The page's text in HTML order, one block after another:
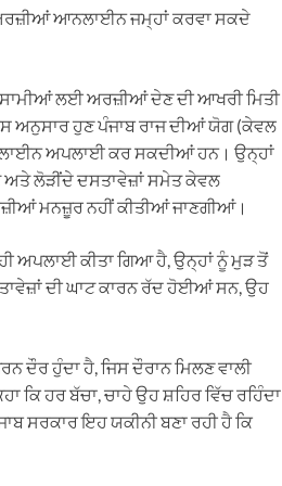
ਆਨਲਾਈਨ ਜਮ੍ਹਾਂ ਕਰਵਾ ਸਕਦੇ
ਲਈ ਅਰਜ਼ੀਆਂ ਦੇਣ ਦੀ ਆਖਰੀ ਮਿਤੀ
ਅਨੁਸਾਰ ਹੁਣ ਪੰਜਾਬ ਰਾਜ ਦੀਆਂ ਯੋਗ (ਕੇਵਲ
ਅਪਲਾਈ ਕਰ ਸਕਦੀਆਂ ਹਨ। ਉਨ੍ਹਾਂ
ਅਤੇ ਲੋੜੀਂਦੇ ਦਸਤਾਵੇਜ਼ਾਂ ਸਮੇਤ ਕੇਵਲ
ਮਨਜ਼ੂਰ ਨਹੀਂ ਕੀਤੀਆਂ ਜਾਣਗੀਆਂ।
ਅਪਲਾਈ ਕੀਤਾ ਗਿਆ ਹੈ, ਉਨ੍ਹਾਂ ਨੂੰ ਮੁੜ ਤੋਂ
ਦੀ ਘਾਟ ਕਾਰਨ ਰੱਦ ਹੋਈਆਂ ਸਨ, ਉਹ
ਦੌਰ ਹੁੰਦਾ ਹੈ, ਜਿਸ ਦੌਰਾਨ ਮਿਲਣ ਵਾਲੀ
ਕਿ ਹਰ ਬੱਚਾ, ਚਾਹੇ ਉਹ ਸ਼ਹਿਰ ਵਿੱਚ ਰਹਿੰਦਾ
ਸਰਕਾਰ ਇਹ ਯਕੀਨੀ ਬਣਾ ਰਹੀ ਹੈ ਕਿ